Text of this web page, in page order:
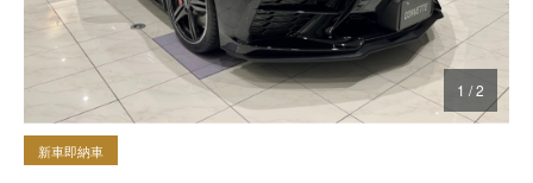
1 /2
新車即納車